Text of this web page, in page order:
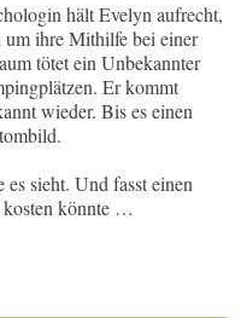
hält Evelyn aufrecht,
ihre Mithilfe bei einer
tötet ein Unbekannter
Er kommt
wieder. Bis es einen
sieht. Und fasst einen
kosten könnte …